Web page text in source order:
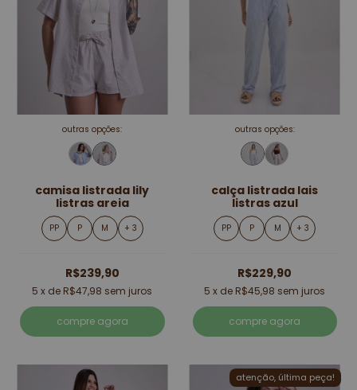
outras opções:
camisa listrada lily
listras areia
PP P M + 3
R$239,90
5 x de R$47,98 sem juros
compre agora
outras opções:
calça listrada lais
listras azul
PP P M + 3
R$229,90
5 x de R$45,98 sem juros
compre agora
atenção, última peça!